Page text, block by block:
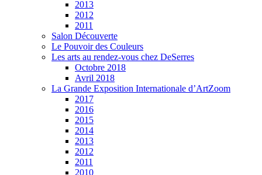
2013
2012
2011
Salon Découverte
Le Pouvoir des Couleurs
Les arts au rendez-vous chez DeSerres
Octobre 2018
Avril 2018
La Grande Exposition Internationale d’ArtZoom
2017
2016
2015
2014
2013
2012
2011
2010